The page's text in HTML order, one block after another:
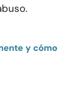
y cómo